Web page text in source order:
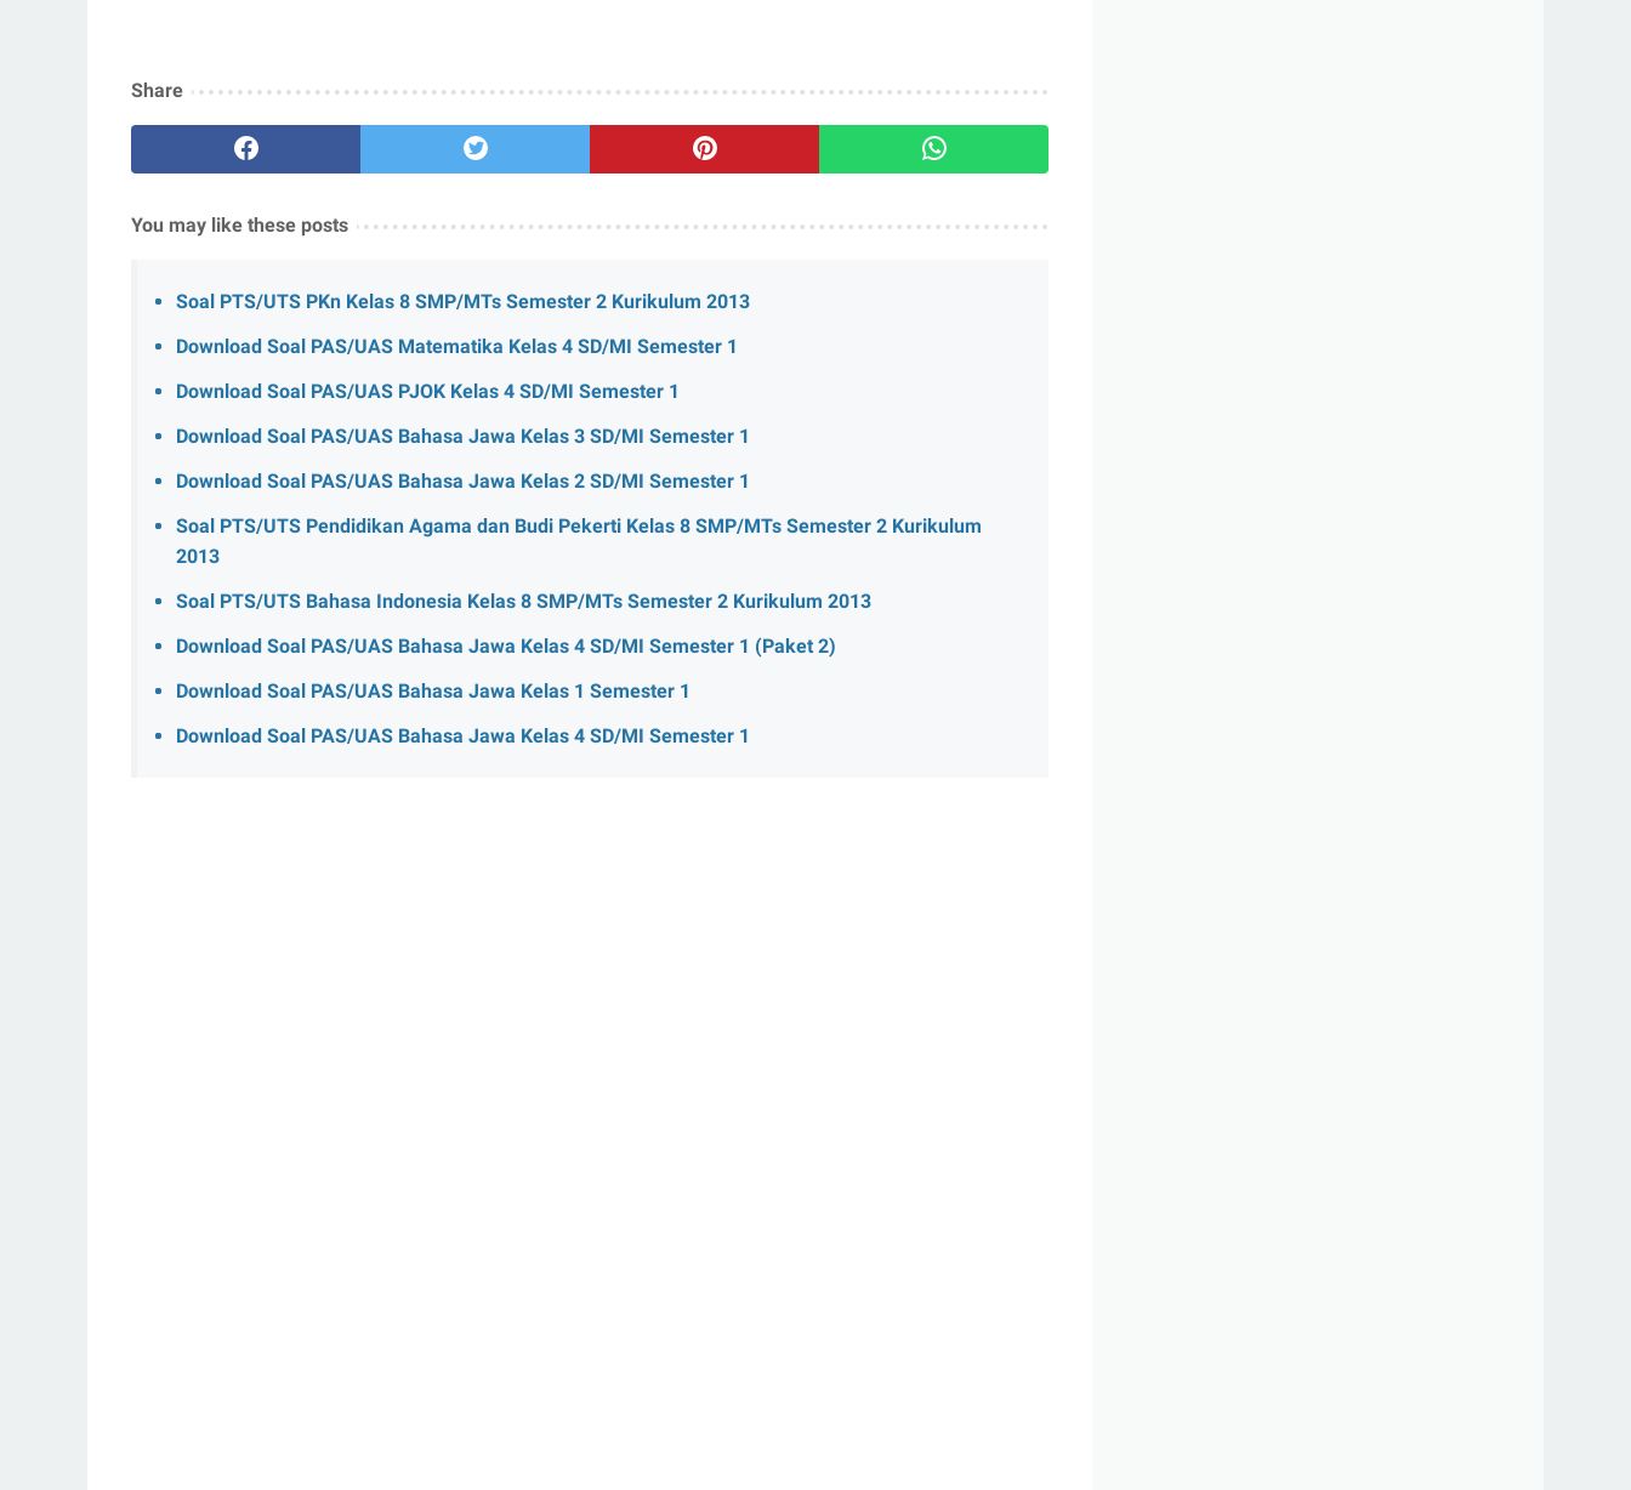
Share
You may like these posts
Soal PTS/UTS PKn Kelas 8 SMP/MTs Semester 2 Kurikulum 2013
Download Soal PAS/UAS Matematika Kelas 4 SD/MI Semester 1
Download Soal PAS/UAS PJOK Kelas 4 SD/MI Semester 1
Download Soal PAS/UAS Bahasa Jawa Kelas 3 SD/MI Semester 1
Download Soal PAS/UAS Bahasa Jawa Kelas 2 SD/MI Semester 1
Soal PTS/UTS Pendidikan Agama dan Budi Pekerti Kelas 8 SMP/MTs Semester 2 Kurikulum
2013
Soal PTS/UTS Bahasa Indonesia Kelas 8 SMP/MTs Semester 2 Kurikulum 2013
Download Soal PAS/UAS Bahasa Jawa Kelas 4 SD/MI Semester 1 (Paket 2)
Download Soal PAS/UAS Bahasa Jawa Kelas 1 Semester 1
Download Soal PAS/UAS Bahasa Jawa Kelas 4 SD/MI Semester 1